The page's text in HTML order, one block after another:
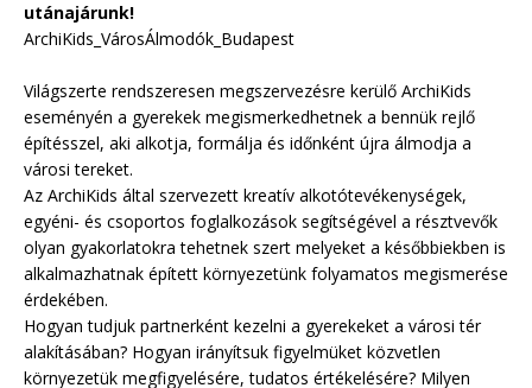
utánajárunk!
ArchiKids_VárosÁlmodók_Budapest
Világszerte rendszeresen megszervezésre kerülő ArchiKids
eseményén a gyerekek megismerkedhetnek a bennük rejlő
építésszel, aki alkotja, formálja és időnként újra álmodja a
városi tereket.
Az ArchiKids által szervezett kreatív alkotótevékenységek,
egyéni- és csoportos foglalkozások segítségével a résztvevők
olyan gyakorlatokra tehetnek szert melyeket a későbbiekben is
alkalmazhatnak épített környezetünk folyamatos megismerése
érdekében.
Hogyan tudjuk partnerként kezelni a gyerekeket a városi tér
alakításában? Hogyan irányítsuk figyelmüket közvetlen
környezetük megfigyelésére, tudatos értékelésére? Milyen